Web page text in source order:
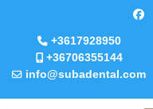
+3617928950
+36706355144
info@subadental.com